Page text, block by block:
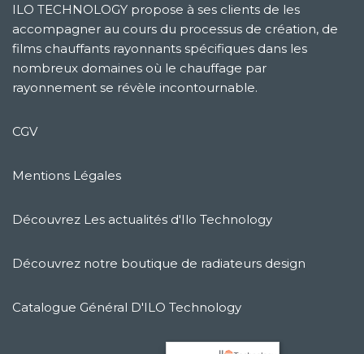
ILO TECHNOLOGY propose à ses clients de les
accompagner au cours du processus de création, de
films chauffants rayonnants spécifiques dans les
nombreux domaines où le chauffage par
rayonnement se révèle incontournable.
CGV
Mentions Légales
Découvrez Les actualités d'Ilo Technology
Découvrez notre boutique de radiateurs design
Catalogue Général D'ILO Technology